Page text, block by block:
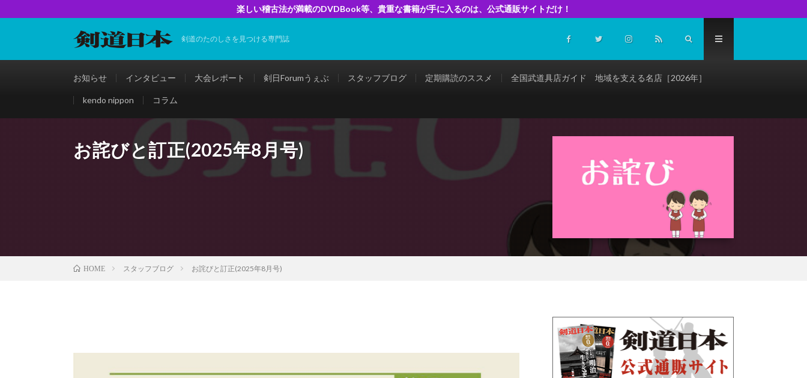
楽しい稽古法が満載のDVDBook等、貴重な書籍が手に入るのは、公式通販サイトだけ！
剣道のたのしさを見つける専門誌
お知らせ インタビュー 大会レポート 剣日Forumうぇぶ スタッフブログ 定期購読のススメ 全国武道具店ガイド 地域を支える名店［2026年］
kendo nippon コラム
お詫びと訂正(2025年8月号)
HOME スタッフブログ お詫びと訂正(2025年8月号)